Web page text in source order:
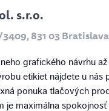
s.r.o.
831 03
grafického návrhu
etikiet nájdete u nás
ponuka tlačových
je maximálna spokojnosť